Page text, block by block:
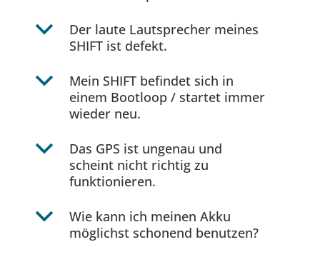
b
Der laute Lautsprecher meines
SHIFT ist defekt.
b
Mein SHIFT befindet sich in
einem Bootloop / startet immer
wieder neu.
b
Das GPS ist ungenau und
scheint nicht richtig zu
funktionieren.
b
Wie kann ich meinen Akku
möglichst schonend benutzen?